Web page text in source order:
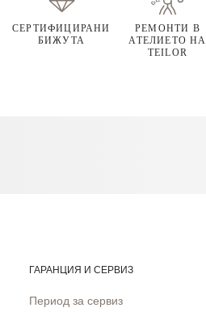
СЕРТИФИЦИРАНИ
БИЖУТА
РЕМОНТИ В
АТЕЛИЕТО НА
TEILOR
ГАРАНЦИЯ И СЕРВИЗ
Период за сервиз